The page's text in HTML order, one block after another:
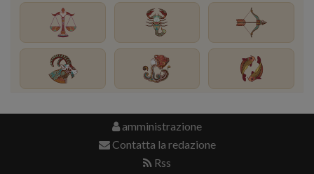
amministrazione
Contatta la redazione
Rss